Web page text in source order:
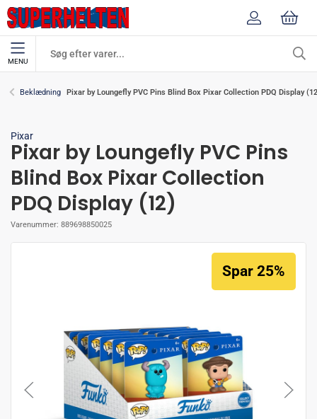
MENU
Beklædning Pixar by Loungefly PVC Pins Blind Box Pixar Collection PDQ Display
Pixar
Pixar by Loungefly PVC Pins
Blind Box Pixar Collection
PDQ Display (12)
Varenummer: 889698850025
Spar 25%